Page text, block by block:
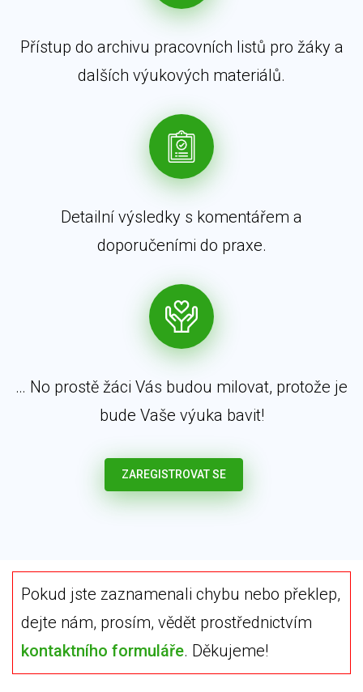
Přístup do archivu pracovních listů pro žáky a
dalších výukových materiálů.
Detailní výsledky s komentářem a
doporučeními do praxe.
… No prostě žáci Vás budou milovat, protože je
bude Vaše výuka bavit!
ZAREGISTROVAT SE
Pokud jste zaznamenali chybu nebo překlep,
dejte nám, prosím, vědět prostřednictvím
kontaktního formuláře. Děkujeme!